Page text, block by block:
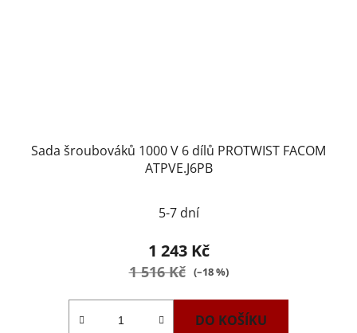
Sada šroubováků 1000 V 6 dílů PROTWIST FACOM
ATPVE.J6PB
5-7 dní
1 243 Kč
1 516 Kč (–18 %)
DO KOŠÍKU